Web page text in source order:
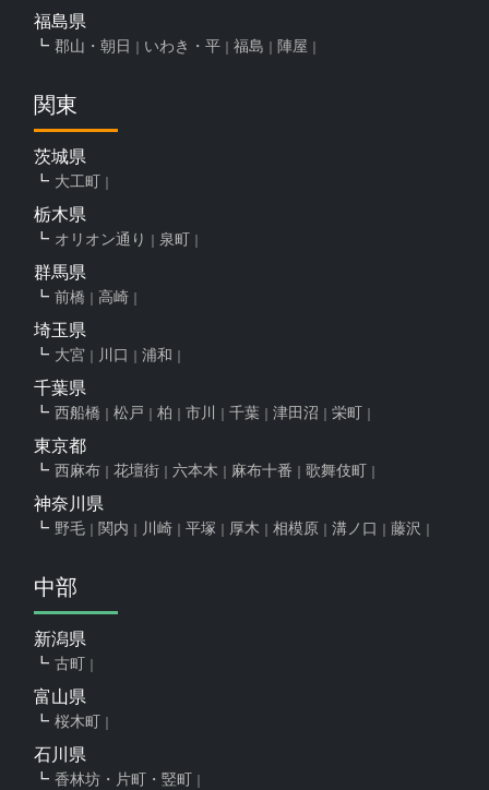
福島県
郡山・朝日 いわき・平 福島 陣屋
関東
茨城県
大工町
栃木県
オリオン通り 泉町
群馬県
前橋 高崎
埼玉県
大宮 川口 浦和
千葉県
西船橋 松戸 柏 市川 千葉 津田沼 栄町
東京都
西麻布 花壇街 六本木 麻布十番 歌舞伎町
神奈川県
野毛 関内 川崎 平塚 厚木 相模原 溝ノ口 藤沢
中部
新潟県
古町
富山県
桜木町
石川県
香林坊・片町・竪町